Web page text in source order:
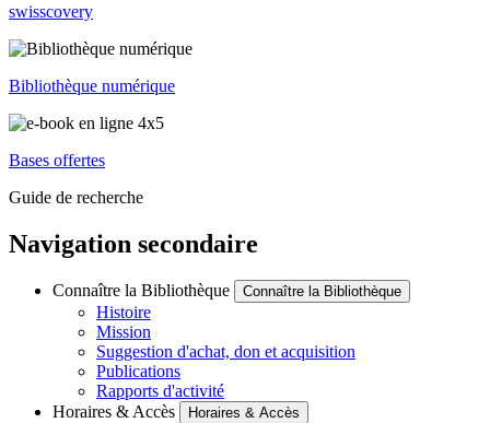
swisscovery
Bibliothèque numérique
Bases offertes
Guide de recherche
Navigation secondaire
Connaître la Bibliothèque Connaître la Bibliothèque
Histoire
Mission
Suggestion d'achat, don et acquisition
Publications
Rapports d'activité
Horaires & Accès
Horaires & Accès